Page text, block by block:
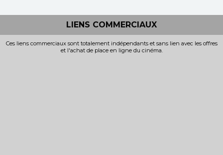
LIENS COMMERCIAUX
Ces liens commerciaux sont totalement indépendants et sans lien avec les offres
et l'achat de place en ligne du cinéma.